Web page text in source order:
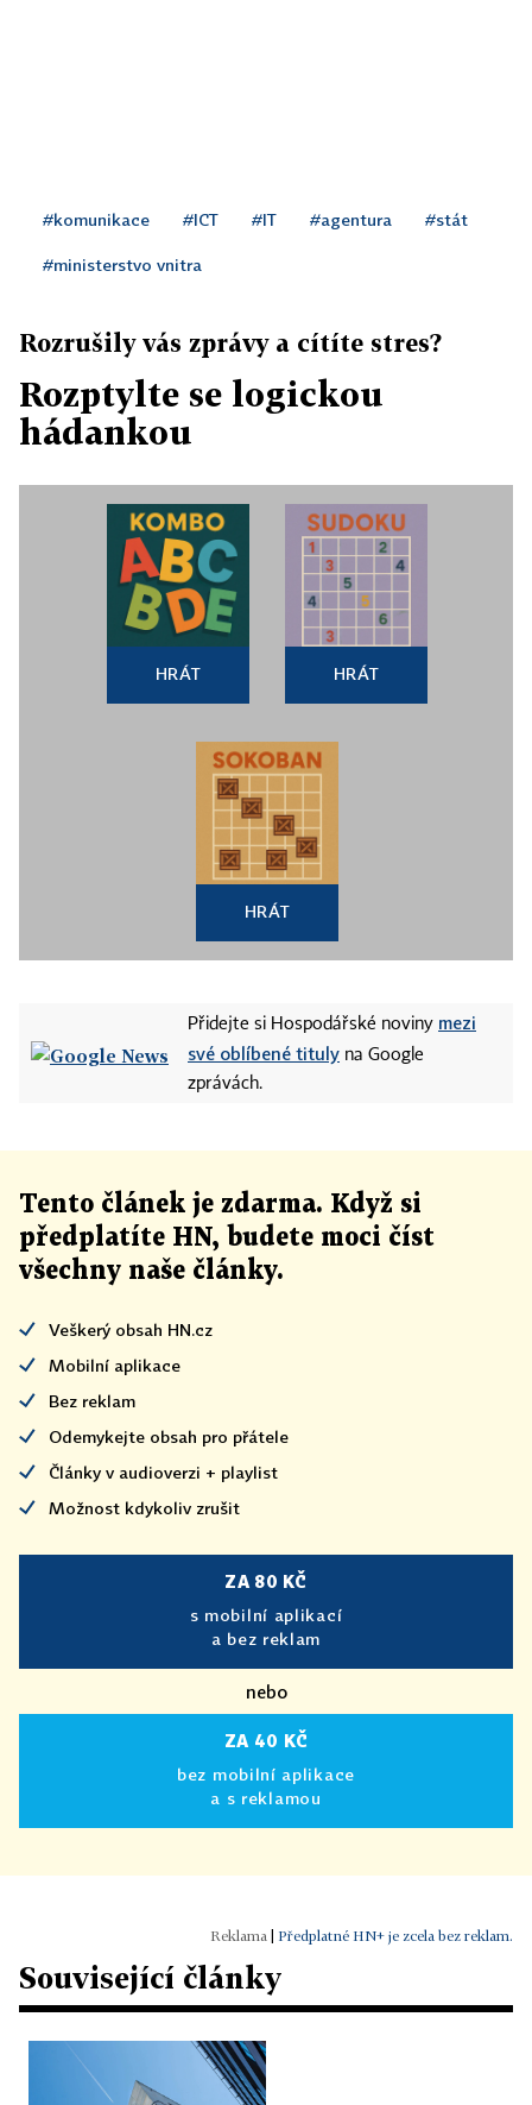
#komunikace #ICT #IT #agentura #stát
#ministerstvo vnitra
Rozrušily vás zprávy a cítíte stres?
Rozptylte se logickou
hádankou
HRÁT HRÁT
HRÁT
Přidejte si Hospodářské noviny mezi
své oblíbené tituly na Google
zprávách.
Tento článek je zdarma. Když si
předplatíte HN, budete moci číst
všechny naše články.
Veškerý obsah HN.cz
Mobilní aplikace
Bez reklam
Odemykejte obsah pro přátele
Články v audioverzi + playlist
Možnost kdykoliv zrušit
ZA 80 KČ
s mobilní aplikací
a bez reklam
nebo
ZA 40 KČ
bez mobilní aplikace
a s reklamou
Předplatné HN+ je zcela bez reklam.
Související články